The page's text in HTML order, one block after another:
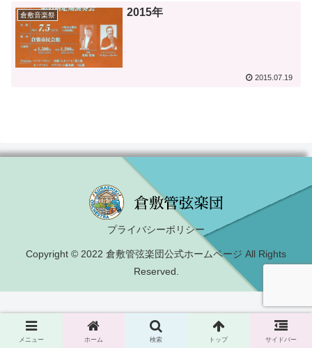
倉敷音楽祭 2015年
2015.07.19
プライバシーポリシー
Copyright © 2022 倉敷管弦楽団公式ホームページ All Rights
Reserved.
メニュー ホーム 検索 トップ サイドバー